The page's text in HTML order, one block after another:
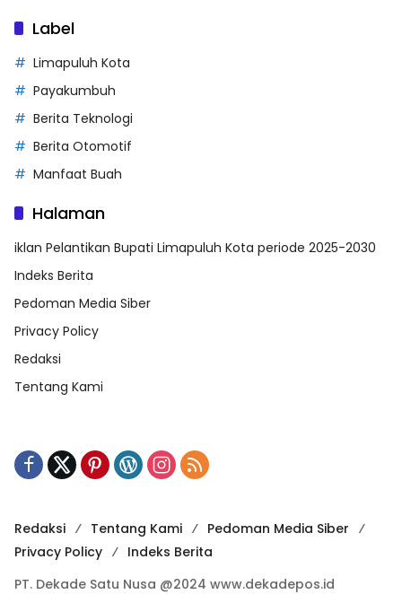
Label
Limapuluh Kota
Payakumbuh
Berita Teknologi
Berita Otomotif
Manfaat Buah
Halaman
iklan Pelantikan Bupati Limapuluh Kota periode 2025-2030
Indeks Berita
Pedoman Media Siber
Privacy Policy
Redaksi
Tentang Kami
Redaksi Tentang Kami
Pedoman Media Siber
Privacy Policy
Indeks Berita
PT. Dekade Satu Nusa @2024 www.dekadepos.id